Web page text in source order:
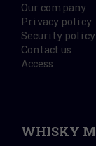
Our company
Privacy policy
Security policy
Contact us
Access
WHISKY